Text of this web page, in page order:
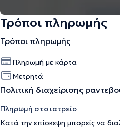
Τρόποι πληρωμής
Τρόποι πληρωμής
Πληρωμή με κάρτα
Μετρητά
Πολιτική διαχείρισης
Πληρωμή στο ιατρείο
Κατά την επίσκεψη μπορείς να